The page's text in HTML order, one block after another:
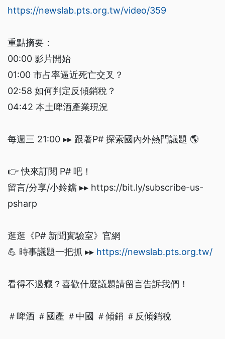
https://newslab.pts.org.tw/video/359
重點摘要：
00:00 影片開始
01:00 市占率逼近死亡交叉？
02:58 如何判定反傾銷稅？
04:42 本土啤酒產業現況
每週三 21:00 ▸▸ 跟著P# 探索國內外熱門議題 🌎
👉 快來訂閱 P# 吧！
留言/分享/小鈴鐺 ▸▸ https://bit.ly/subscribe-us-
psharp
逛逛《P# 新聞實驗室》官網
💪 時事議題一把抓 ▸▸ https://newslab.pts.org.tw/
看得不過癮？喜歡什麼議題請留言告訴我們！
＃啤酒 ＃國產 ＃中國 ＃傾銷 ＃反傾銷稅